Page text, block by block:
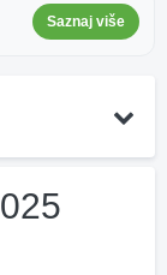
Saznaj više